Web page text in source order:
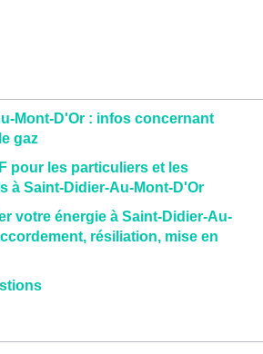
Mont-D'Or : infos concernant
gaz
pour les particuliers et les
à Saint-Didier-Au-Mont-D'Or
votre énergie à Saint-Didier-Au-
résiliation, mise en